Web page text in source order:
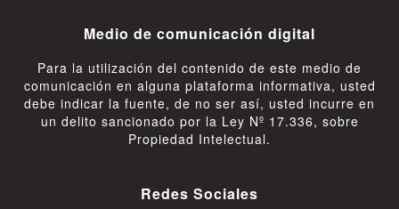
Medio de comunicación digital
Para la utilización del contenido de este medio de
comunicación en alguna plataforma informativa, usted
debe indicar la fuente, de no ser así, usted incurre en
un delito sancionado por la Ley Nº 17.336, sobre
Propiedad Intelectual.
Redes Sociales